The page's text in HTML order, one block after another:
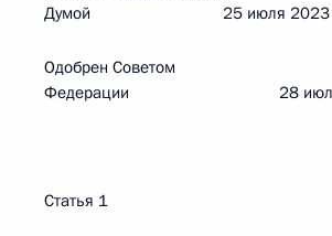
Думой 25 июля 2023
Одобрен Советом
Федерации 28 июля
Статья 1